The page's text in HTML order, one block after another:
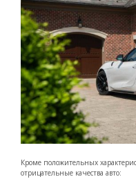
Кроме положительных
отрицательные качества авто: